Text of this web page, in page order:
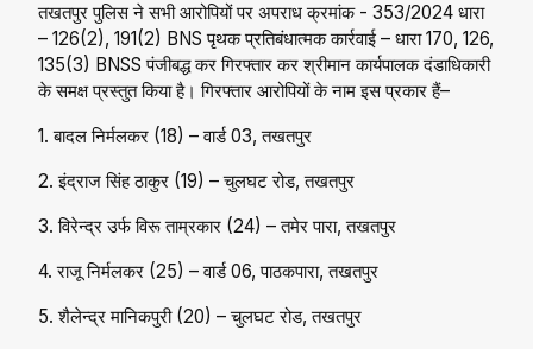
तखतपुर पुलिस ने सभी आरोपियों पर अपराध क्रमांक - 353/2024 धारा
– 126(2), 191(2) BNS पृथक प्रतिबंधात्मक कार्रवाई – धारा 170, 126,
135(3) BNSS पंजीबद्ध कर गिरफ्तार कर श्रीमान कार्यपालक दंडाधिकारी
के समक्ष प्रस्तुत किया है। गिरफ्तार आरोपियों के नाम इस प्रकार हैं–
1. बादल निर्मलकर (18) – वार्ड 03, तखतपुर
2. इंद्राज सिंह ठाकुर (19) – चुलघट रोड, तखतपुर
3. विरेन्द्र उर्फ विरू ताम्रकार (24) – तमेर पारा, तखतपुर
4. राजू निर्मलकर (25) – वार्ड 06, पाठकपारा, तखतपुर
5. शैलेन्द्र मानिकपुरी (20) – चुलघट रोड, तखतपुर